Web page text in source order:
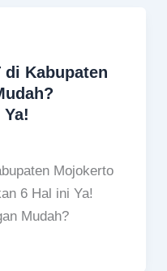
Kabupaten
Mojokerto
6 Hal ini Ya!
Mudah?